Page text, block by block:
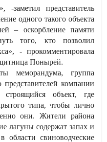
-заметил представитель
одного такого объекта
– оскорбление памяти
того, кто позволил
- прокомментировала
Понырей.
меморандума, группа
компании
объект, где
типа, чтобы лично
они. Жители района
лагуны содержат запах и
области свиноводческие